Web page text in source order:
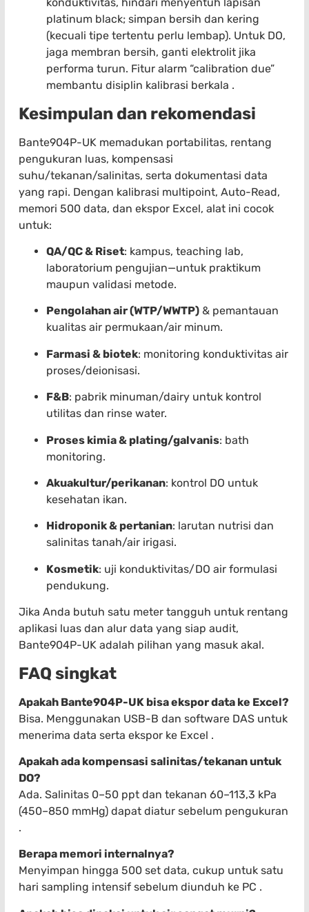
konduktivitas, hindari menyentuh lapisan
platinum black; simpan bersih dan kering
(kecuali tipe tertentu perlu lembap). Untuk DO,
jaga membran bersih, ganti elektrolit jika
performa turun. Fitur alarm “calibration due”
membantu disiplin kalibrasi berkala .
Kesimpulan dan rekomendasi
Bante904P-UK memadukan portabilitas, rentang
pengukuran luas, kompensasi
suhu/tekanan/salinitas, serta dokumentasi data
yang rapi. Dengan kalibrasi multipoint, Auto-Read,
memori 500 data, dan ekspor Excel, alat ini cocok
untuk:
QA/QC & Riset: kampus, teaching lab,
laboratorium pengujian—untuk praktikum
maupun validasi metode.
Pengolahan air (WTP/WWTP) & pemantauan
kualitas air permukaan/air minum.
Farmasi & biotek: monitoring konduktivitas air
proses/deionisasi.
F&B: pabrik minuman/dairy untuk kontrol
utilitas dan rinse water.
Proses kimia & plating/galvanis: bath
monitoring.
Akuakultur/perikanan: kontrol DO untuk
kesehatan ikan.
Hidroponik & pertanian: larutan nutrisi dan
salinitas tanah/air irigasi.
Kosmetik: uji konduktivitas/DO air formulasi
pendukung.
Jika Anda butuh satu meter tangguh untuk rentang
aplikasi luas dan alur data yang siap audit,
Bante904P-UK adalah pilihan yang masuk akal.
FAQ singkat
Apakah Bante904P-UK bisa ekspor data ke Excel?
Bisa. Menggunakan USB-B dan software DAS untuk
menerima data serta ekspor ke Excel .
Apakah ada kompensasi salinitas/tekanan untuk
DO?
Ada. Salinitas 0–50 ppt dan tekanan 60–113,3 kPa
(450–850 mmHg) dapat diatur sebelum pengukuran
.
Berapa memori internalnya?
Menyimpan hingga 500 set data, cukup untuk satu
hari sampling intensif sebelum diunduh ke PC .